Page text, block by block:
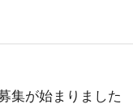
集が始まりました